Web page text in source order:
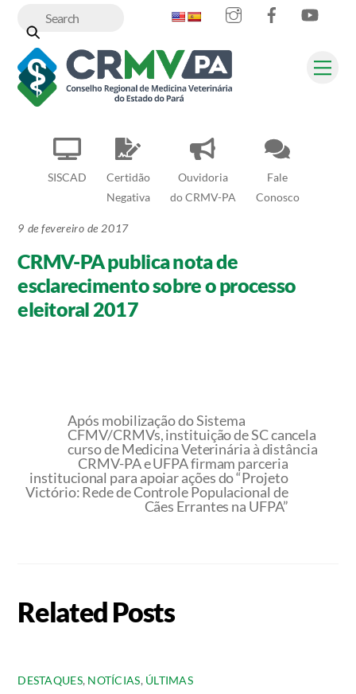
content
SISCAD
Certidão
Negativa
Ouvidoria
do CRMV-PA
Fale
Conosco
InstagramFacebook
9 de fevereiro de 2017
CRMV-PA publica nota de
esclarecimento sobre o processo
eleitoral 2017
Após mobilização do Sistema
CFMV/CRMVs, instituição de SC cancela
curso de Medicina Veterinária à distância
CRMV-PA e UFPA firmam parceria
institucional para apoiar ações do “Projeto
Victório: Rede de Controle Populacional de
Cães Errantes na UFPA”
Related Posts
DESTAQUES, NOTÍCIAS, ÚLTIMAS